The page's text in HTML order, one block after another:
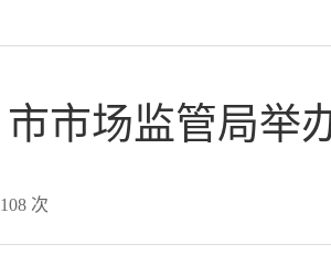
市市场监管局举
108 次